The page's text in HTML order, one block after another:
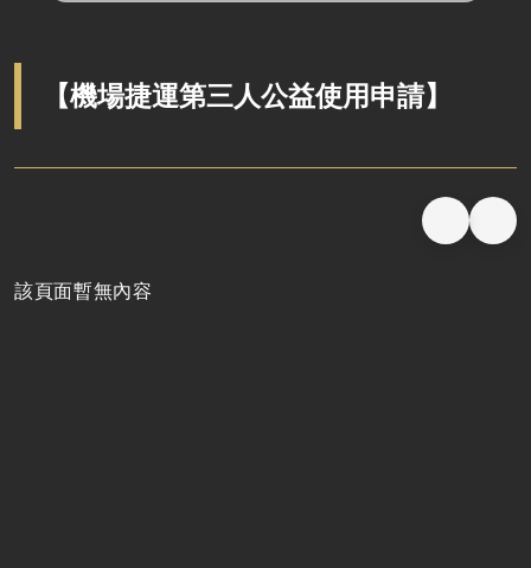
支付或接受之補助
廉政體系
【機場捷運第三人公益使用申請】
該頁面暫無內容